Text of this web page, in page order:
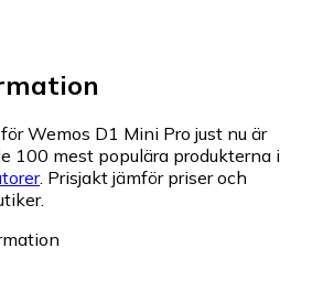
Wemos D1 Mini Pro just nu är
100 mest populära produkterna i
. Prisjakt jämför priser och